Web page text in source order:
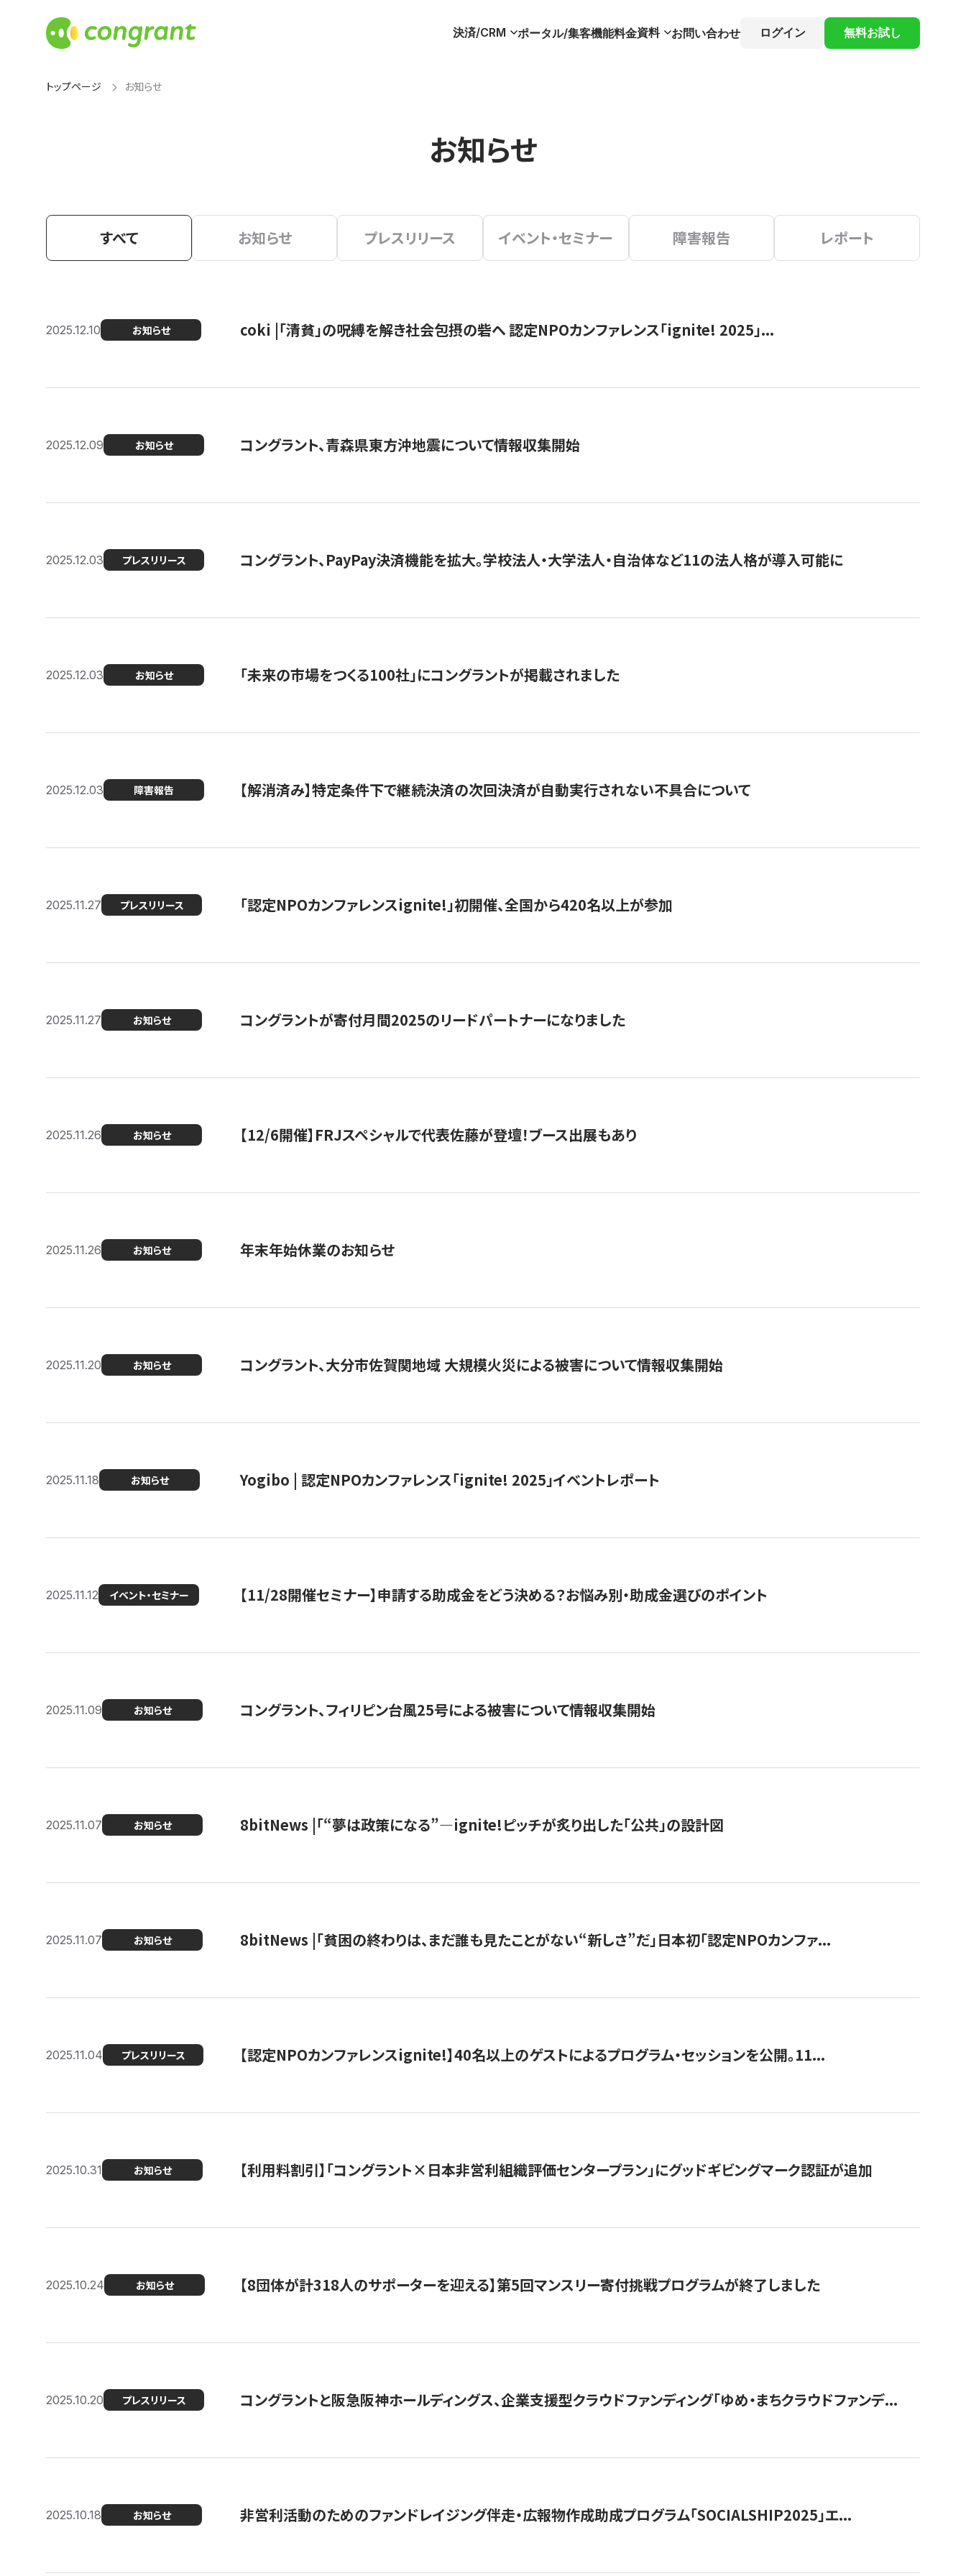
決済/CRM ポータル/集客機能料金資料 お問い合わせ ログイン 無料お試し
トップページ お知らせ
お知らせ
すべて お知らせ プレスリリース イベント・セミナー 障害報告 レポート
2025.12.10 お知らせ coki |「清貧」の呪縛を解き社会包摂の砦へ 認定NPOカンファレンス「ignite! 2025」...
2025.12.09 お知らせ コングラント、青森県東方沖地震について情報収集開始
2025.12.03 プレスリリース コングラント、PayPay決済機能を拡大。学校法人・大学法人・自治体など11の法人格が導入可能に
2025.12.03 お知らせ 「未来の市場をつくる100社」にコングラントが掲載されました
2025.12.03 障害報告 【解消済み】特定条件下で継続決済の次回決済が自動実行されない不具合について
2025.11.27 プレスリリース 「認定NPOカンファレンスignite!」初開催、全国から420名以上が参加
2025.11.27 お知らせ コングラントが寄付月間2025のリードパートナーになりました
2025.11.26 お知らせ 【12/6開催】FRJスペシャルで代表佐藤が登壇！ブース出展もあり
2025.11.26 お知らせ 年末年始休業のお知らせ
2025.11.20 お知らせ コングラント、大分市佐賀関地域 大規模火災による被害について情報収集開始
2025.11.18 お知らせ Yogibo | 認定NPOカンファレンス「ignite! 2025」イベントレポート
2025.11.12 イベント・セミナー 【11/28開催セミナー】申請する助成金をどう決める？お悩み別・助成金選びのポイント
2025.11.09 お知らせ コングラント、フィリピン台風25号による被害について情報収集開始
2025.11.07 お知らせ 8bitNews |「“夢は政策になる”—ignite!ピッチが炙り出した「公共」の設計図
2025.11.07 お知らせ 8bitNews |「貧困の終わりは、まだ誰も見たことがない“新しさ”だ」日本初「認定NPOカンファ...
2025.11.04 プレスリリース 【認定NPOカンファレンスignite!】40名以上のゲストによるプログラム・セッションを公開。11...
2025.10.31 お知らせ 【利用料割引】「コングラント×日本非営利組織評価センタープラン」にグッドギビングマーク認証が追加
2025.10.24 お知らせ 【8団体が計318人のサポーターを迎える】​​第5回マンスリー寄付挑戦プログラムが終了しました
2025.10.20 プレスリリース コングラントと阪急阪神ホールディングス、企業支援型クラウドファンディング「ゆめ・まちクラウドファンデ...
2025.10.18 お知らせ 非営利活動のためのファンドレイジング伴走・広報物作成助成プログラム「SOCIALSHIP2025」エ...